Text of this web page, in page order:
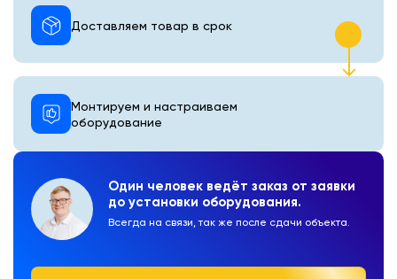
Один человек ведёт заказ от заявки
до установки оборудования.
Всегда на связи, так же после сдачи объекта.
Монтируем и настраиваем
оборудование
Доставляем товар в срок